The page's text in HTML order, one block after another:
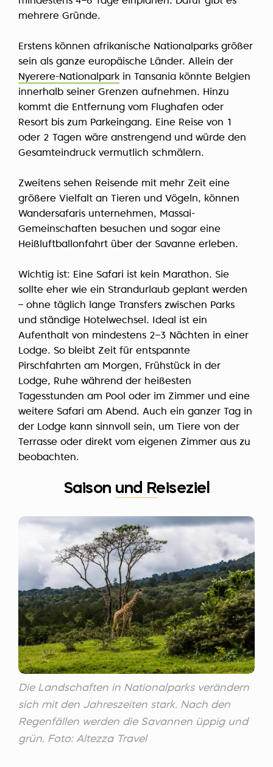
mehrere Gründe.
Erstens können afrikanische Nationalparks größer
sein als ganze europäische Länder. Allein der
Nyerere-Nationalpark in Tansania könnte Belgien
innerhalb seiner Grenzen aufnehmen. Hinzu
kommt die Entfernung vom Flughafen oder
Resort bis zum Parkeingang. Eine Reise von 1
oder 2 Tagen wäre anstrengend und würde den
Gesamteindruck vermutlich schmälern.
Zweitens sehen Reisende mit mehr Zeit eine
größere Vielfalt an Tieren und Vögeln, können
Wandersafaris unternehmen, Massai-
Gemeinschaften besuchen und sogar eine
Heißluftballonfahrt über der Savanne erleben.
Wichtig ist: Eine Safari ist kein Marathon. Sie
sollte eher wie ein Strandurlaub geplant werden
– ohne täglich lange Transfers zwischen Parks
und ständige Hotelwechsel. Ideal ist ein
Aufenthalt von mindestens 2–3 Nächten in einer
Lodge. So bleibt Zeit für entspannte
Pirschfahrten am Morgen, Frühstück in der
Lodge, Ruhe während der heißesten
Tagesstunden am Pool oder im Zimmer und eine
weitere Safari am Abend. Auch ein ganzer Tag in
der Lodge kann sinnvoll sein, um Tiere von der
Terrasse oder direkt vom eigenen Zimmer aus zu
beobachten.
Saison und Reiseziel
Die Landschaften in Nationalparks verändern
sich mit den Jahreszeiten stark. Nach den
Regenfällen werden die Savannen üppig und
grün. Foto: Altezza Travel